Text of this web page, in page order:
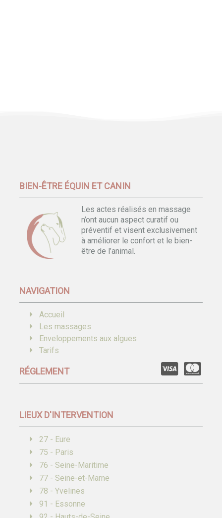
BIEN-ÊTRE ÉQUIN ET CANIN
Les actes réalisés en massage
n’ont aucun aspect curatif ou
préventif et visent exclusivement
à améliorer le confort et le bien-
être de l’animal.
NAVIGATION
Accueil
Les massages
Enveloppements aux algues
Tarifs
RÉGLEMENT
LIEUX D'INTERVENTION
27 - Eure
75 - Paris
76 - Seine-Maritime
77 - Seine-et-Marne
78 - Yvelines
91 - Essonne